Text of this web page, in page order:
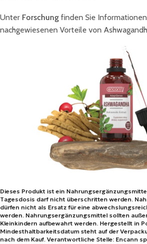
Unter Forschung finden Sie
nachgewiesenen Vorteile von
Dieses Produkt ist ein
Tagesdosis darf nicht überschritten werden.
dürfen nicht als Ersatz für eine
werden. Nahrungsergänzungsmittel sollten
Kleinkindern aufbewahrt werden. Hergestellt in
Mindesthaltbarkeitsdatum steht auf der
nach dem Kauf. Verantwortliche Stelle: Encann